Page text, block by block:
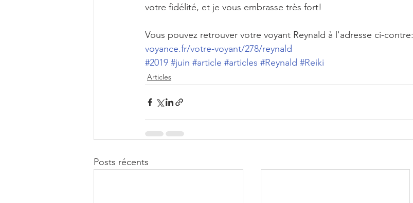
votre fidélité, et je vous embrasse très fort!
Vous pouvez retrouver votre voyant Reynald à l'adresse ci-contre:
voyance.fr/votre-voyant/278/reynald
#2019 #juin #article #articles #Reynald #Reiki
Articles
Posts récents